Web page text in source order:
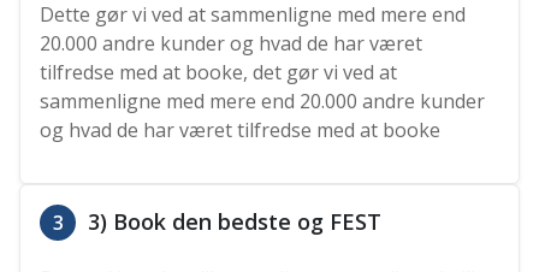
Dette gør vi ved at sammenligne med mere end
20.000 andre kunder og hvad de har været
tilfredse med at booke, det gør vi ved at
sammenligne med mere end 20.000 andre kunder
og hvad de har været tilfredse med at booke
3 3) Book den bedste og FEST